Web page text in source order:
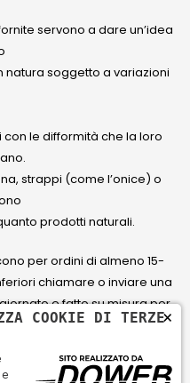
servono a dare un’idea
natura soggetto a variazioni
le difformità che la loro
strappi (come l’onice) o
prodotti naturali.
per ordini di almeno 15-
chiamare o inviare una
e fatto su misura per
Electron, Maestro,
×
COOKIE DI TERZE